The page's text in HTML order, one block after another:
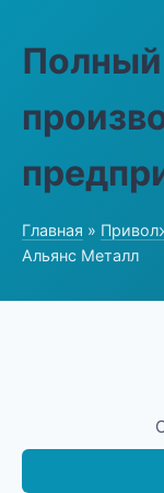
Полный
Главная »
Альянс Металл